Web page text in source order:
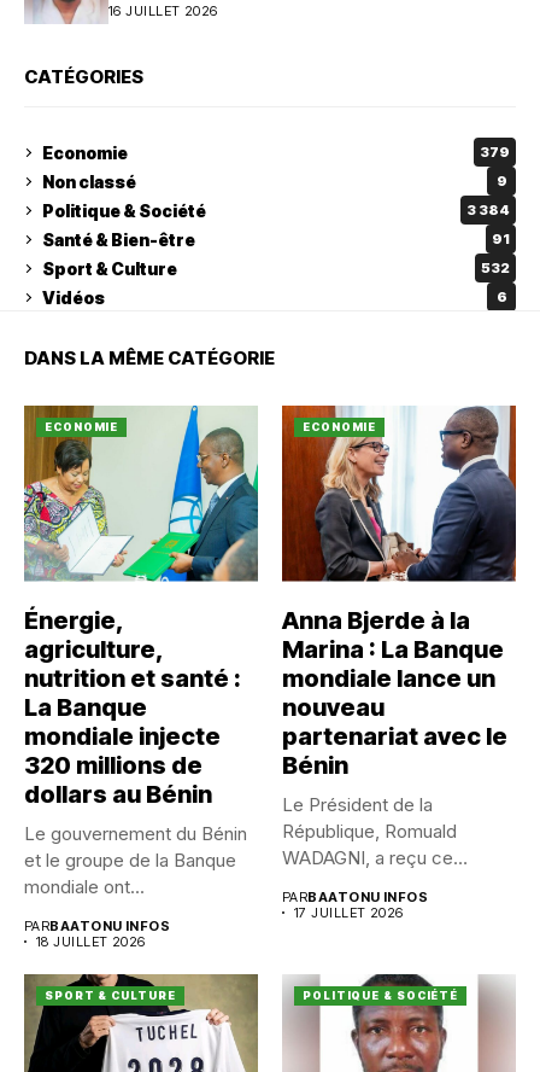
16 JUILLET 2026
CATÉGORIES
Economie 379
Non classé 9
Politique & Société 3 384
Santé & Bien-être 91
Sport & Culture 532
Vidéos 6
DANS LA MÊME CATÉGORIE
ECONOMIE
Énergie,
agriculture,
nutrition et santé :
La Banque
mondiale injecte
320 millions de
dollars au Bénin
Le gouvernement du Bénin
et le groupe de la Banque
mondiale ont...
PARBAATONU INFOS
18 JUILLET 2026
ECONOMIE
Anna Bjerde à la
Marina : La Banque
mondiale lance un
nouveau
partenariat avec le
Bénin
Le Président de la
République, Romuald
WADAGNI, a reçu ce
PARBAATONU INFOS
17 JUILLET 2026
SPORT & CULTURE POLITIQUE & SOCIÉTÉ